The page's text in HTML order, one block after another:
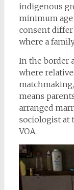
indigenous
minimum
consent
where a
In the border
where
means
arranged
sociologist at
VOA.